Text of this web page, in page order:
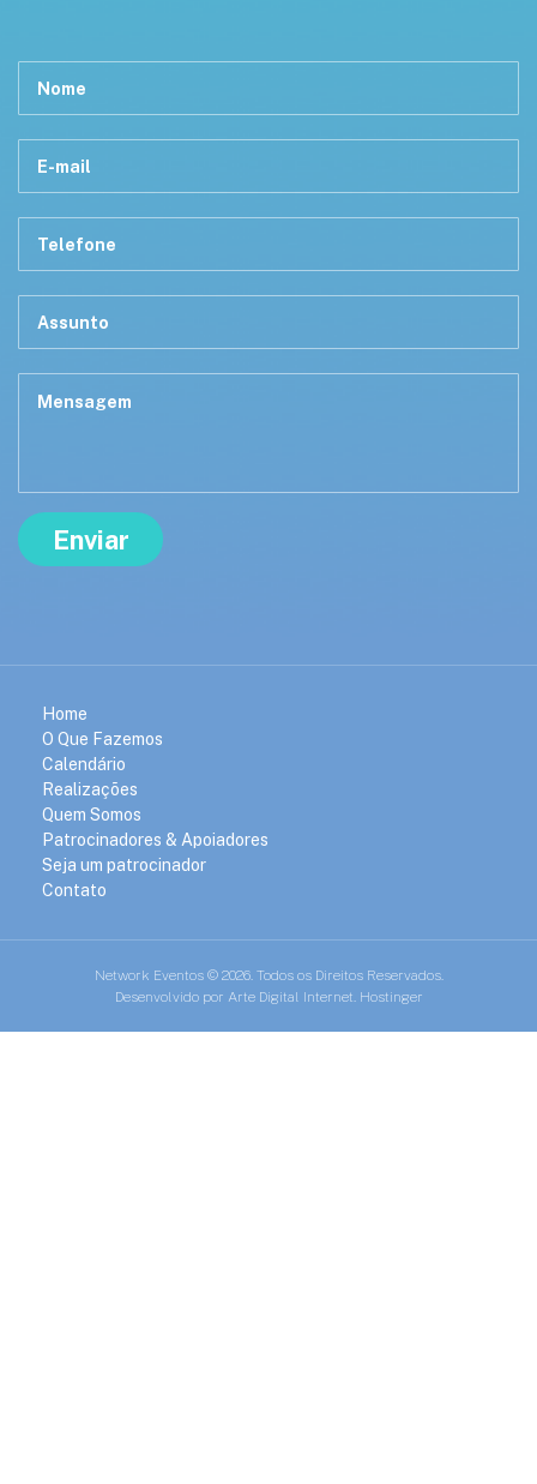
Home
O Que Fazemos
Calendário
Realizações
Quem Somos
Patrocinadores & Apoiadores
Seja um patrocinador
Contato
Network Eventos © 2026. Todos os Direitos Reservados.
Desenvolvido por Arte Digital Internet . Hostinger